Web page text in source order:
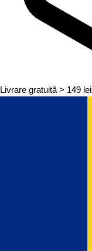
Livrare gratuită > 149 lei